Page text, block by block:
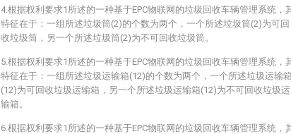
4.根据权利要求1所述的一种基于EPC物联网的垃圾回收车辆管理系统，
特征在于：一组所述垃圾筒(2)的个数为两个，一个所述垃圾筒(2)为可回
收垃圾筒，另一个所述垃圾筒(2)为不可回收垃圾筒。
5.根据权利要求1所述的一种基于EPC物联网的垃圾回收车辆管理系统，
特征在于：一组所述垃圾运输箱(12)的个数为两个，一个所述垃圾运输箱
(12)为可回收垃圾运输箱，另一个所述垃圾运输箱(12)为不可回收垃圾运
输箱。
6.根据权利要求1所述的一种基于EPC物联网的垃圾回收车辆管理系统，